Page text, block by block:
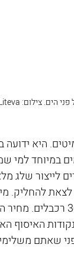
במיוחד למי
מצוידים במכשירים
לצאת להחליק.
האיסוף
שאתם